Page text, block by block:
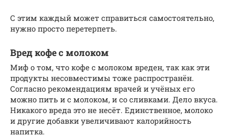
С этим каждый может справиться самостоятельно,
нужно просто перетерпеть.
Вред кофе с молоком
Миф о том, что кофе с молоком вреден, так как эти
продукты несовместимы тоже распространён.
Согласно рекомендациям врачей и учёных его
можно пить и с молоком, и со сливками. Дело вкуса.
Никакого вреда это не несёт. Единственное, молоко
и другие добавки увеличивают калорийность
напитка.